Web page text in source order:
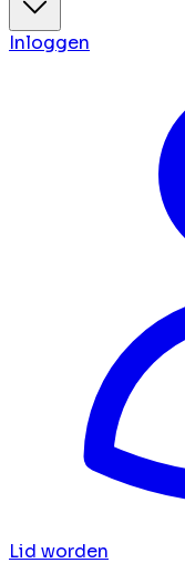
Inloggen
Lid worden